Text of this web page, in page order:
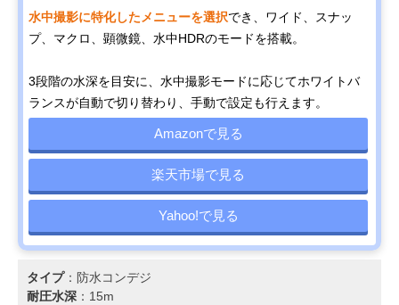
水中撮影に特化したメニューを選択でき、ワイド、スナッ
プ、マクロ、顕微鏡、水中HDRのモードを搭載。
3段階の水深を目安に、水中撮影モードに応じてホワイトバ
ランスが自動で切り替わり、手動で設定も行えます。
Amazonで見る
楽天市場で見る
Yahoo!で見る
タイプ：防水コンデジ
耐圧水深 ：15m